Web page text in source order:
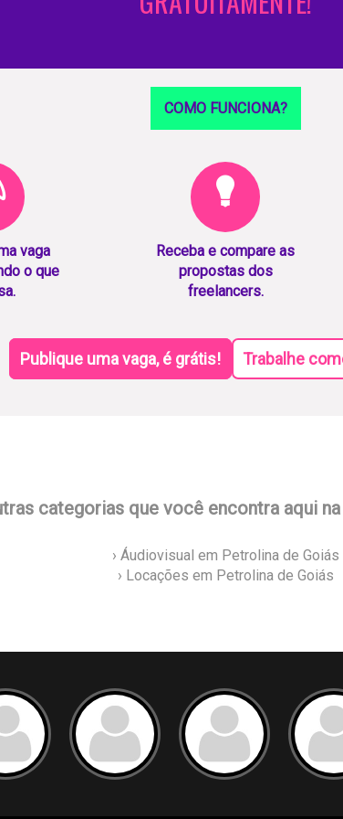
COMO FUNCIONA?
vaga
o que
Receba e compare as
propostas dos
freelancers.
Publique uma vaga, é grátis! Trabalhe
categorias que você encontra aqui
› Áudiovisual em Petrolina de Goiás
› Locações em Petrolina de Goiás